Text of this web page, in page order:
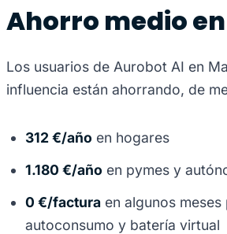
Ahorro medio
Los usuarios de Aurobot AI en
influencia están ahorrando, de
312 €/año en hogares
1.180 €/año en pymes y
0 €/factura en algunos
autoconsumo y batería virtual